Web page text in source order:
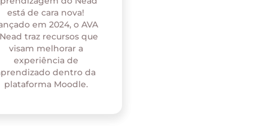
está de cara nova!
em 2024, o AVA
traz recursos que
visam melhorar a
experiência de
dentro da
plataforma Moodle.